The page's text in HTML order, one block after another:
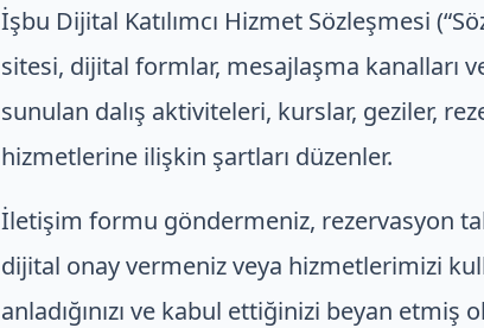
İşbu Dijital Katılımcı Hizmet Sözleşmesi
sitesi, dijital formlar, mesajlaşma kanalları
sunulan dalış aktiviteleri, kurslar, geziler,
hizmetlerine ilişkin şartları düzenler.
İletişim formu göndermeniz, rezervasyon
dijital onay vermeniz veya hizmetlerimizi
anladığınızı ve kabul ettiğinizi beyan etmiş